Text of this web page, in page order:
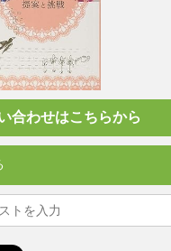
合わせはこちらから